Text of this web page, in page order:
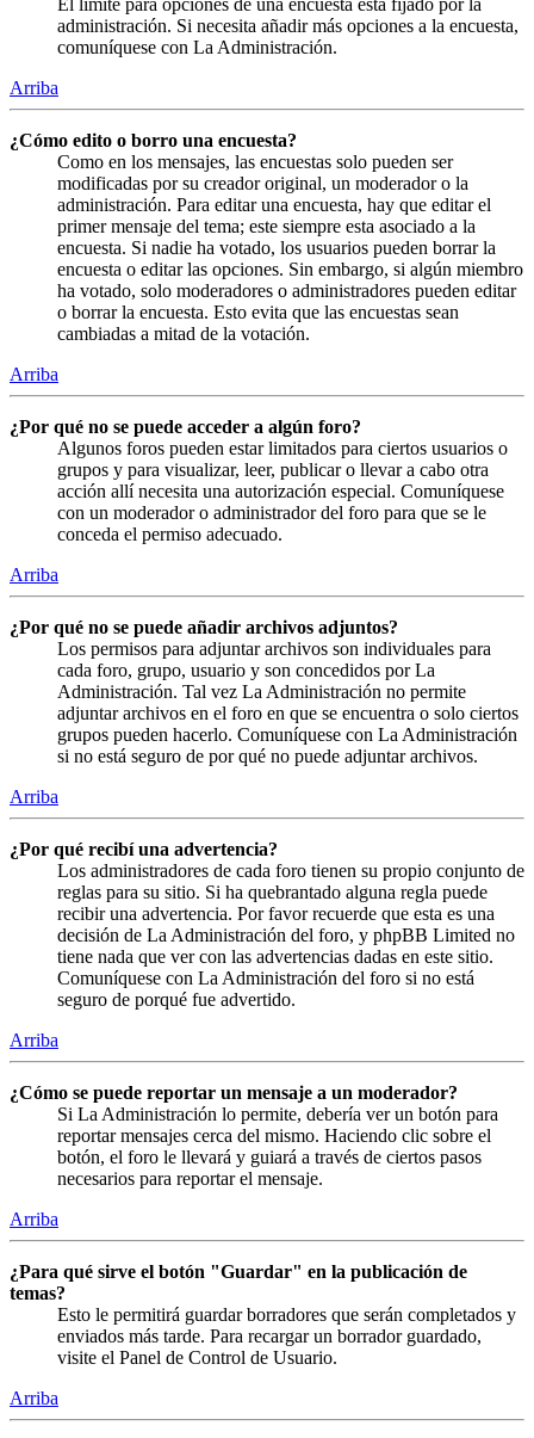
administración. Si necesita añadir más opciones a la encuesta,
comuníquese con La Administración.
Arriba
¿Cómo edito o borro una encuesta?
Como en los mensajes, las encuestas solo pueden ser
modificadas por su creador original, un moderador o la
administración. Para editar una encuesta, hay que editar el
primer mensaje del tema; este siempre esta asociado a la
encuesta. Si nadie ha votado, los usuarios pueden borrar la
encuesta o editar las opciones. Sin embargo, si algún miembro
ha votado, solo moderadores o administradores pueden editar
o borrar la encuesta. Esto evita que las encuestas sean
cambiadas a mitad de la votación.
Arriba
¿Por qué no se puede acceder a algún foro?
Algunos foros pueden estar limitados para ciertos usuarios o
grupos y para visualizar, leer, publicar o llevar a cabo otra
acción allí necesita una autorización especial. Comuníquese
con un moderador o administrador del foro para que se le
conceda el permiso adecuado.
Arriba
¿Por qué no se puede añadir archivos adjuntos?
Los permisos para adjuntar archivos son individuales para
cada foro, grupo, usuario y son concedidos por La
Administración. Tal vez La Administración no permite
adjuntar archivos en el foro en que se encuentra o solo ciertos
grupos pueden hacerlo. Comuníquese con La Administración
si no está seguro de por qué no puede adjuntar archivos.
Arriba
¿Por qué recibí una advertencia?
Los administradores de cada foro tienen su propio conjunto de
reglas para su sitio. Si ha quebrantado alguna regla puede
recibir una advertencia. Por favor recuerde que esta es una
decisión de La Administración del foro, y phpBB Limited no
tiene nada que ver con las advertencias dadas en este sitio.
Comuníquese con La Administración del foro si no está
seguro de porqué fue advertido.
Arriba
¿Cómo se puede reportar un mensaje a un moderador?
Si La Administración lo permite, debería ver un botón para
reportar mensajes cerca del mismo. Haciendo clic sobre el
botón, el foro le llevará y guiará a través de ciertos pasos
necesarios para reportar el mensaje.
Arriba
¿Para qué sirve el botón "Guardar" en la publicación de
temas?
Esto le permitirá guardar borradores que serán completados y
enviados más tarde. Para recargar un borrador guardado,
visite el Panel de Control de Usuario.
Arriba